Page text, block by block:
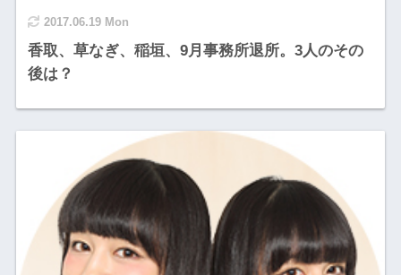
2017.06.19 Mon
香取、草なぎ、稲垣、9月事務所退所。3人のその
後は？